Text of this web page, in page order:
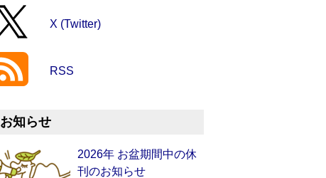
X (Twitter)
RSS
お知らせ
2026年 お盆期間中の休
刊のお知らせ